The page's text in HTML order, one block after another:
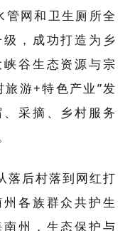
网和卫生厕所全
，成功打造为乡
谷生态资源与宗
旅游+特色产业”发
采摘、乡村服务
落后村落到网红打
各族群众共护生
州，生态保护与